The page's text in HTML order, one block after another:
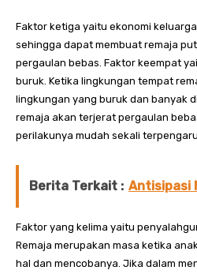
Faktor ketiga yaitu ekonomi
sehingga dapat membuat remaja
pergaulan bebas. Faktor keempat
buruk. Ketika lingkungan tempat
lingkungan yang buruk dan banyak
remaja akan terjerat pergaulan
perilakunya mudah sekali
Berita Terkait : Antisipasi
Faktor yang kelima yaitu
Remaja merupakan masa ketika
hal dan mencobanya. Jika dalam